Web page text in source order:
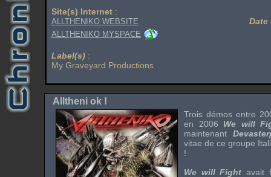
Site(s) Internet :
ALLTHENIKO WEBSITE
ALLTHENIKO MYSPACE
Label(s) :
My Graveyard Productions
Alltheni ok !
Trois démos entre
en 2006 We will
maintenant
vitae de ce groupe
!
We will Fightavait